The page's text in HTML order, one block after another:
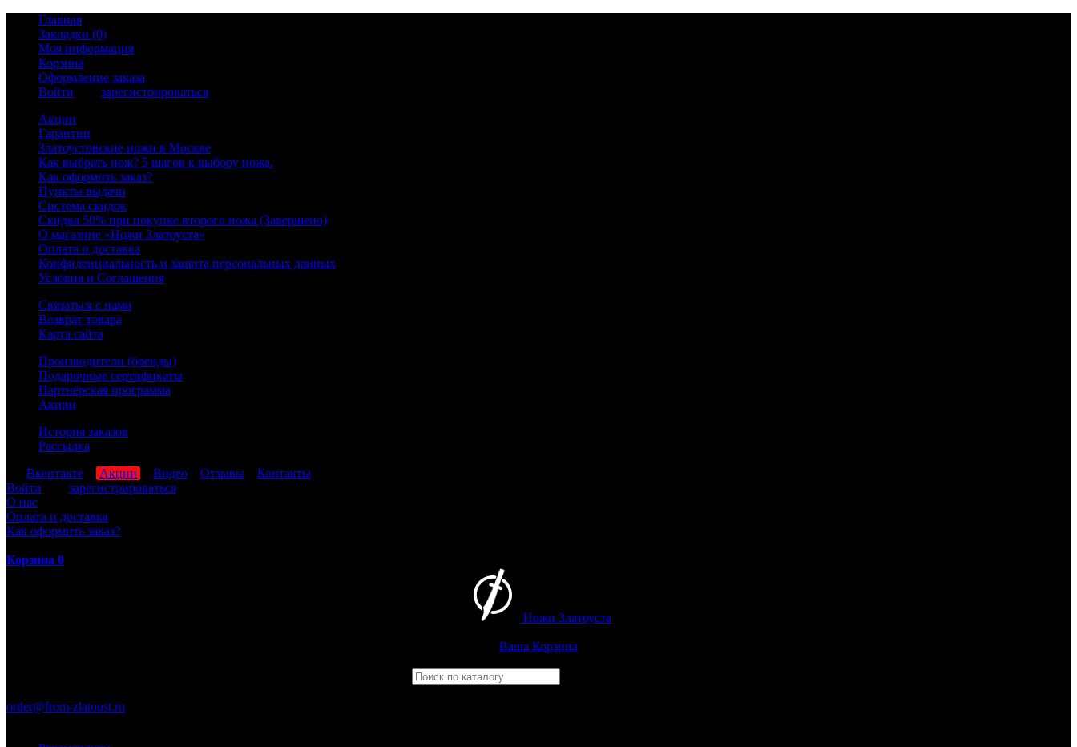
Главная
Закладки (0)
Моя информация
Корзина
Оформление заказа
Войти
зарегистрироваться
Акции
Гарантии
Златоустовские ножи в Москве
Как выбрать нож? 5 шагов к выбору ножа.
Как оформить заказ?
Пункты выдачи
Система скидок
Скидка 50% при покупке второго ножа (Завершено)
О магазине «Ножи Златоуста»
Оплата и доставка
Конфиденциальность и защита персональных данных
Условия и Соглашения
Связаться с нами
Возврат товара
Карта сайта
Производители (бренды)
Подарочные сертификаты
Партнёрская программа
Акции
История заказов
Рассылка
Вконтакте Акции Видео Отзывы
Контакты
Войти
зарегистрироваться
О нас
Оплата и доставка
Как оформить заказ?
Корзина 0
Ножи Златоуста
Ваша Корзина
order@from-zlatoust.ru